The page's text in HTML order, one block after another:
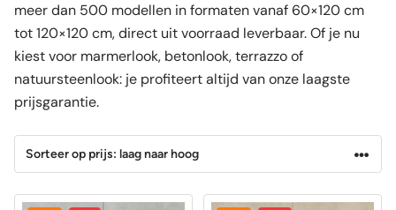
meer dan 500 modellen in formaten vanaf 60×120 cm
tot 120×120 cm, direct uit voorraad leverbaar. Of je nu
kiest voor marmerlook, betonlook, terrazzo of
natuursteenlook: je profiteert altijd van onze laagste
prijsgarantie.